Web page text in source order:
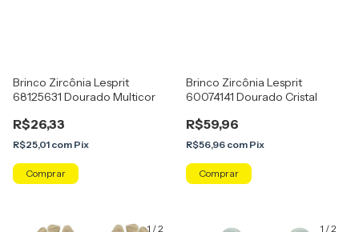
Brinco Zircônia Lesprit
68125631 Dourado Multicor
R$26,33
R$25,01 com Pix
Brinco Zircônia Lesprit
60074141 Dourado Cristal
R$59,96
R$56,96 com Pix
1 /2 1 /2